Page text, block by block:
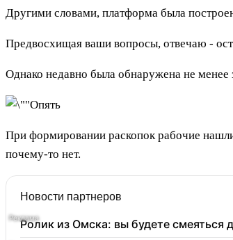
Другими словами, платформа была
Предвосхищая ваши вопросы, отвечаю -
Однако недавно была обнаружена не менее
При формировании раскопок рабочие
почему-то нет.
Новости партнеров
Ролик из Омска: вы будете смеяться